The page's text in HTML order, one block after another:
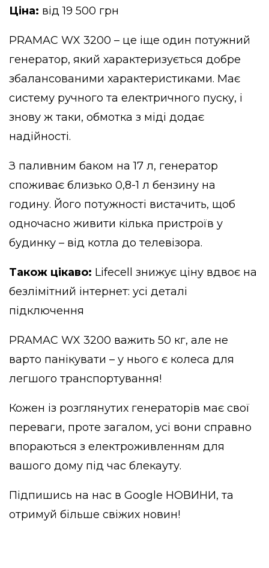
Ціна: від 19 500 грн
PRAMAC WX 3200 – це іще один потужний
генератор, який характеризується добре
збалансованими характеристиками. Має
систему ручного та електричного пуску, і
знову ж таки, обмотка з міді додає
надійності.
З паливним баком на 17 л, генератор
споживає близько 0,8-1 л бензину на
годину. Його потужності вистачить, щоб
одночасно живити кілька пристроїв у
будинку – від котла до телевізора.
Також цікаво: Lifecell знижує ціну вдвоє на
безлімітний інтернет: усі деталі
підключення
PRAMAC WX 3200 важить 50 кг, але не
варто панікувати – у нього є колеса для
легшого транспортування!
Кожен із розглянутих генераторів має свої
переваги, проте загалом, усі вони справно
впораються з електроживленням для
вашого дому під час блекауту.
Підпишись на нас в Google НОВИНИ, та
отримуй більше свіжих новин!